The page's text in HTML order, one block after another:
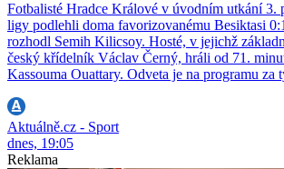
Fotbalisté Hradce Králové v úvodním utkání 3.
ligy podlehli doma favorizovanému Besiktasi
rozhodl Semih Kilicsoy. Hosté, v jejichž
český křídelník Václav Černý, hráli od 71.
Kassouma Ouattary. Odveta je na programu za
Aktuálně.cz - Sport
dnes, 19:05
Reklama